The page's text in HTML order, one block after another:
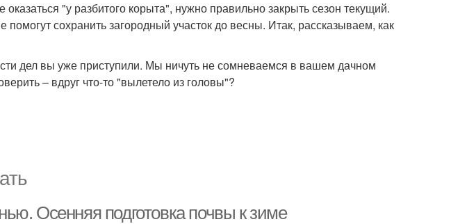
"у разбитого корыта", нужно правильно закрыть сезон текущий.
сохранить загородный участок до весны. Итак, рассказываем, как
дел вы уже приступили. Мы ничуть не сомневаемся в вашем дачном
– вдруг что-то "вылетело из головы"?
Осенняя подготовка почвы к зиме